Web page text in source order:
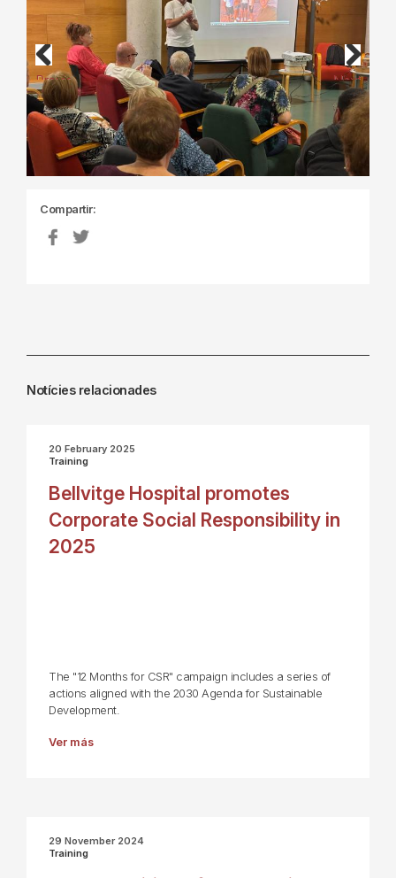
Previous Next
Compartir:
Notícies relacionades
20 February 2025
Training
Bellvitge Hospital promotes
Corporate Social Responsibility in
2025
The "12 Months for CSR" campaign includes a series of
actions aligned with the 2030 Agenda for Sustainable
Development.
Ver más
29 November 2024
Training